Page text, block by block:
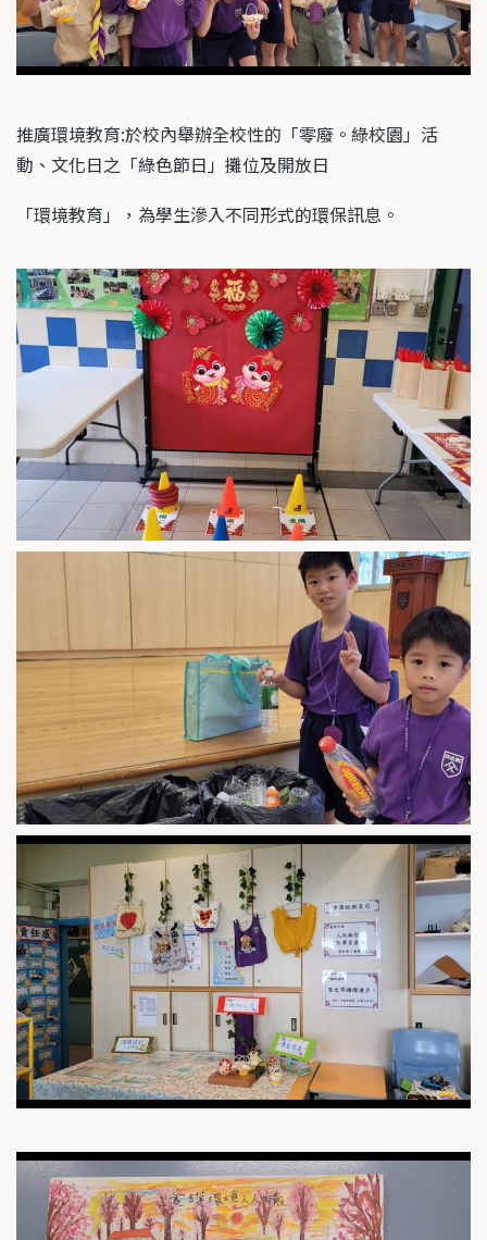
推廣環境教育:於校內舉辦全校性的「零廢。綠校園」活
動、文化日之「綠色節日」攤位及開放日
「環境教育」，為學生滲入不同形式的環保訊息。